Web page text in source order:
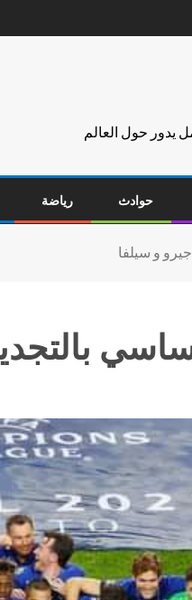
يدور حول العالم
حوادث رياضة
و سيلفا